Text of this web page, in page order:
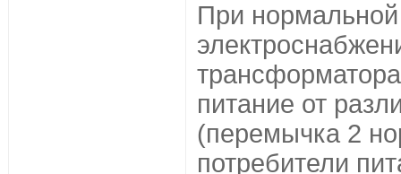
При
питание от
(перемычка 2
потребители